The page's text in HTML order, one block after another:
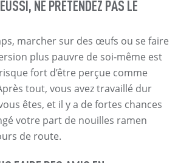
NE PRÉTENDEZ PAS LE
marcher sur des œufs ou se faire
plus pauvre de soi-même est
fort d’être perçue comme
tout, vous avez travaillé dur
êtes, et il y a de fortes chances
votre part de nouilles ramen
de route.